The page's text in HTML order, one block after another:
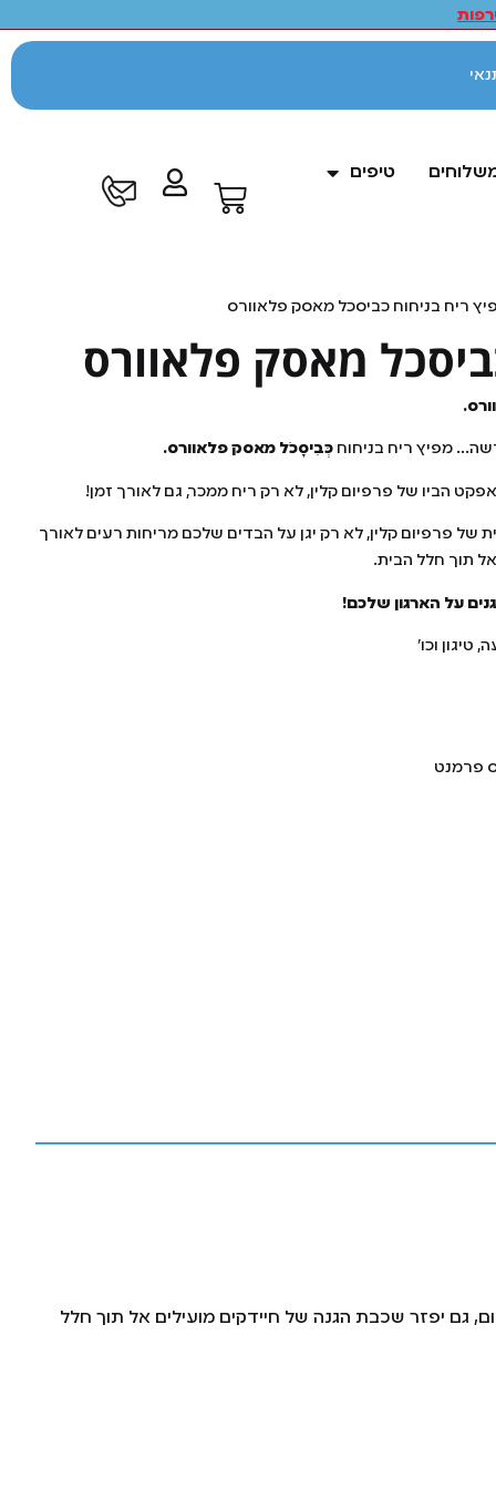
טיפים
ריח בניחוח כביסכל מאסק פלאוורס
מאסק פלאוורס
מפיץ ריח בניחוח כְּבִיסָכֹל מאסק פלאוורס.
הביו של פרפיום קלין, לא רק ריח ממכר, גם לאורך זמן!
של פרפיום קלין, לא רק יגן על הבדים שלכם מריחות רעים לאורך
תוך חלל הבית.
על הארגון שלכם!
וכו׳
פרמנט
גם יפזר שכבת הגנה של חיידקים מועילים אל תוך חלל